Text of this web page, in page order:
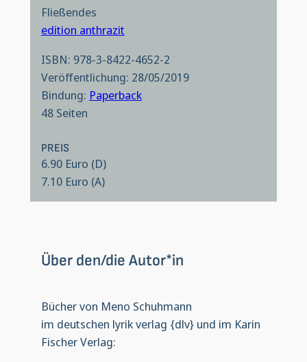
Fließendes
edition anthrazit
ISBN: 978-3-8422-4652-2
Veröffentlichung: 28/05/2019
Bindung: Paperback
48 Seiten
PREIS
6.90 Euro (D)
7.10 Euro (A)
Über den/die Autor*in
Bücher von Meno Schuhmann
im deutschen lyrik verlag {dlv} und im Karin
Fischer Verlag: